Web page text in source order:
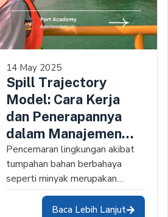
14 May 2025
Spill Trajectory
Model: Cara Kerja
dan Penerapannya
dalam Manajemen
Pencemaran
Pencemaran lingkungan akibat
tumpahan bahan berbahaya
seperti minyak merupakan
tantangan besar bagi berbagai
sektor industri,…Baca Lebih Lanjut